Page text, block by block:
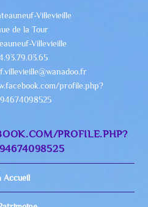
Villevieille
de la Tour
Villevieille
profile.php?
PROFILE.PHP?
Accueil